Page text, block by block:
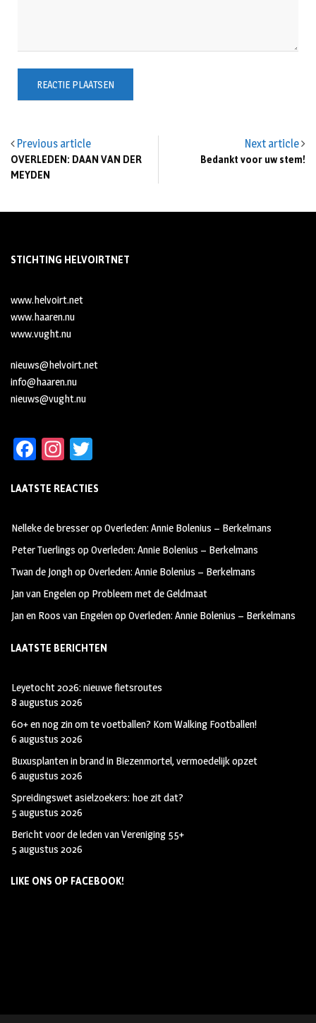
Previous article
OVERLEDEN: DAAN VAN DER
MEYDEN
Next article
Bedankt voor uw stem!
STICHTING HELVOIRTNET
www.helvoirt.net
www.haaren.nu
www.vught.nu
nieuws@helvoirt.net
info@haaren.nu
nieuws@vught.nu
Fa
b
oo
k
In
ag
m
tt
LAATSTE REACTIES
Nelleke de bresseropOverleden: Annie Bolenius – Berkelmans
Peter Tuerlings opOverleden: Annie Bolenius – Berkelmans
Twan de JonghopOverleden: Annie Bolenius – Berkelmans
Jan van Engelenop Probleem met de Geldmaat
Jan en Roos van EngelenopOverleden: Annie Bolenius – Berkelmans
LAATSTE BERICHTEN
Leyetocht 2026: nieuwe fietsroutes
8 augustus 2026
60+ en nog zin om te voetballen? Kom Walking Footballen!
6 augustus 2026
Buxusplanten in brand in Biezenmortel, vermoedelijk opzet
6 augustus 2026
Spreidingswet asielzoekers: hoe zit dat?
5 augustus 2026
Bericht voor de leden van Vereniging 55+
5 augustus 2026
LIKE ONS OP FACEBOOK!